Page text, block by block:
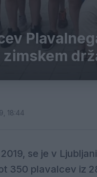
zimskem
18:44
2019, se je v
350 plavalcev iz